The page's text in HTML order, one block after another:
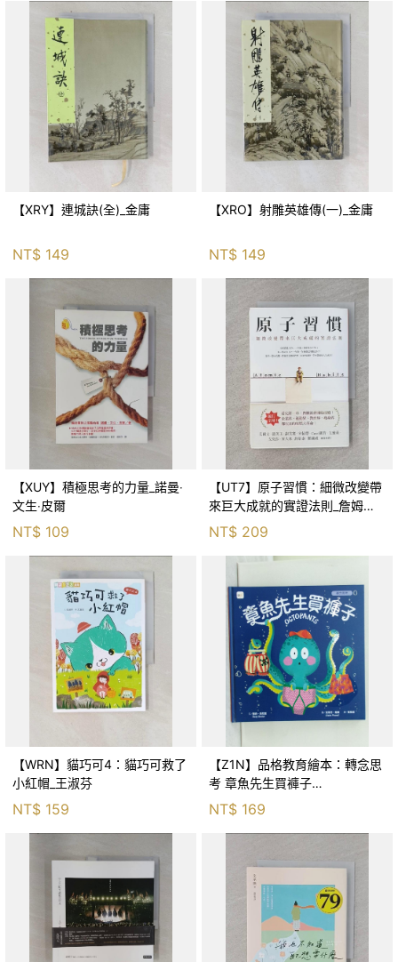
【XRY】連城訣(全)_金庸
NT$ 149
【XRO】射雕英雄傳(一)_金庸
NT$ 149
【XUY】積極思考的力量_諾曼‧
文生‧皮爾
NT$ 109
【UT7】原子習慣：細微改變帶
來巨大成就的實證法則_詹姆斯‧
克利爾, 蔡世偉
NT$ 209
【WRN】貓巧可4：貓巧可救了
小紅帽_王淑芬
NT$ 159
【Z1N】品格教育繪本：轉念思
考 章魚先生買褲子
(Octopants)_蘇西‧西尼爾, 黃筱
NT$ 169